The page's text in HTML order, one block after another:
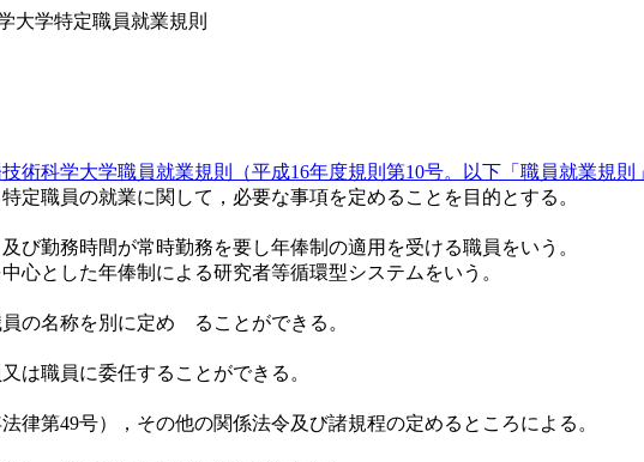
大学特定職員就業規則
術科学大学職員就業規則（平成16年度規則第10号。以下「職員就業規則
定職員の就業に関して，必要な事項を定めることを目的とする。
勤務時間が常時勤務を要し年俸制の適用を受ける職員をいう。
とした年俸制による研究者等循環型システムをいう。
員の名称を別に定め ることができる。
は職員に委任することができる。
第49号），その他の関係法令及び諸規程の定めるところによる。